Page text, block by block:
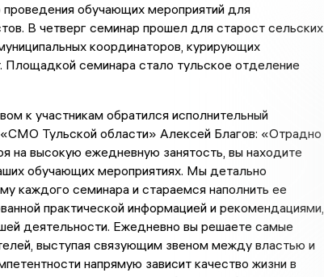
обучающих мероприятий для
В четверг семинар прошел для старост сельских
координаторов, курирующих
Площадкой семинара стало тульское отделение
к участникам обратился исполнительный
Тульской области» Алексей Благов: «Отрадно
на высокую ежедневную занятость, вы находите
обучающих мероприятиях. Мы детально
каждого семинара и стараемся наполнить ее
практической информацией и рекомендациями,
деятельности. Ежедневно вы решаете самые
выступая связующим звеном между властью и
напрямую зависит качество жизни в